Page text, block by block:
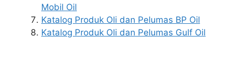
Mobil Oil
Katalog Produk Oli dan Pelumas BP Oil
Katalog Produk Oli dan Pelumas Gulf Oil